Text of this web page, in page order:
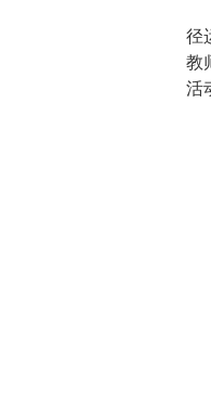
径
教
活